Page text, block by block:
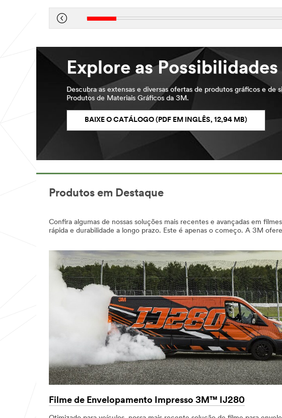
Explore as Possibilidades
Descubra as extensas e diversas ofertas de produtos gráficos e de
Produtos de Materiais Gráficos da 3M.
BAIXE O CATÁLOGO (PDF EM INGLÊS, 12,94 MB)
Produtos em Destaque
Confira algumas de nossas soluções mais recentes e avançadas em
rápida e durabilidade a longo prazo. Este é apenas o começo. A 3M
Filme de Envelopamento Impresso 3M™ IJ280